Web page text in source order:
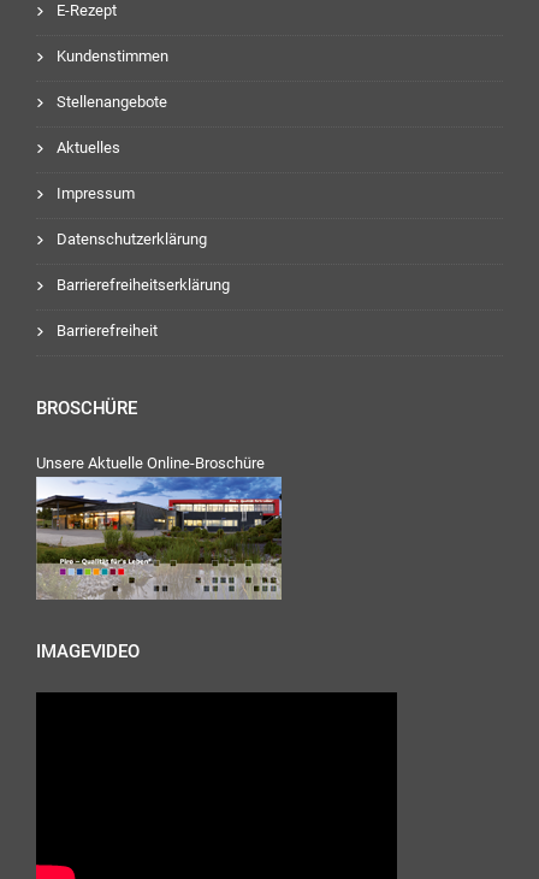
E-Rezept
Kundenstimmen
Stellenangebote
Aktuelles
Impressum
Datenschutzerklärung
Barrierefreiheitserklärung
Barrierefreiheit
BROSCHÜRE
Unsere Aktuelle Online-Broschüre
IMAGEVIDEO